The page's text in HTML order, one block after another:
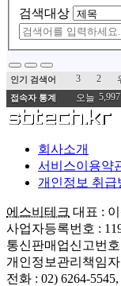
검색대상
인기 검색어 3 2
접속자 통계 오늘 5,997
회사소개
서비스이용약
개인정보 취급
에스비테크 대표 :
사업자등록번호 :
통신판매업신고번
개인정보관리책임자
전화 : 02) 6264-5545,